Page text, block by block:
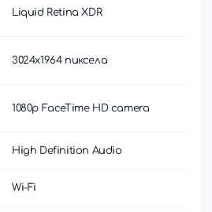
Liquid Retina XDR
3024x1964 пиксела
1080p FaceTime HD camera
High Definition Audio
Wi-Fi